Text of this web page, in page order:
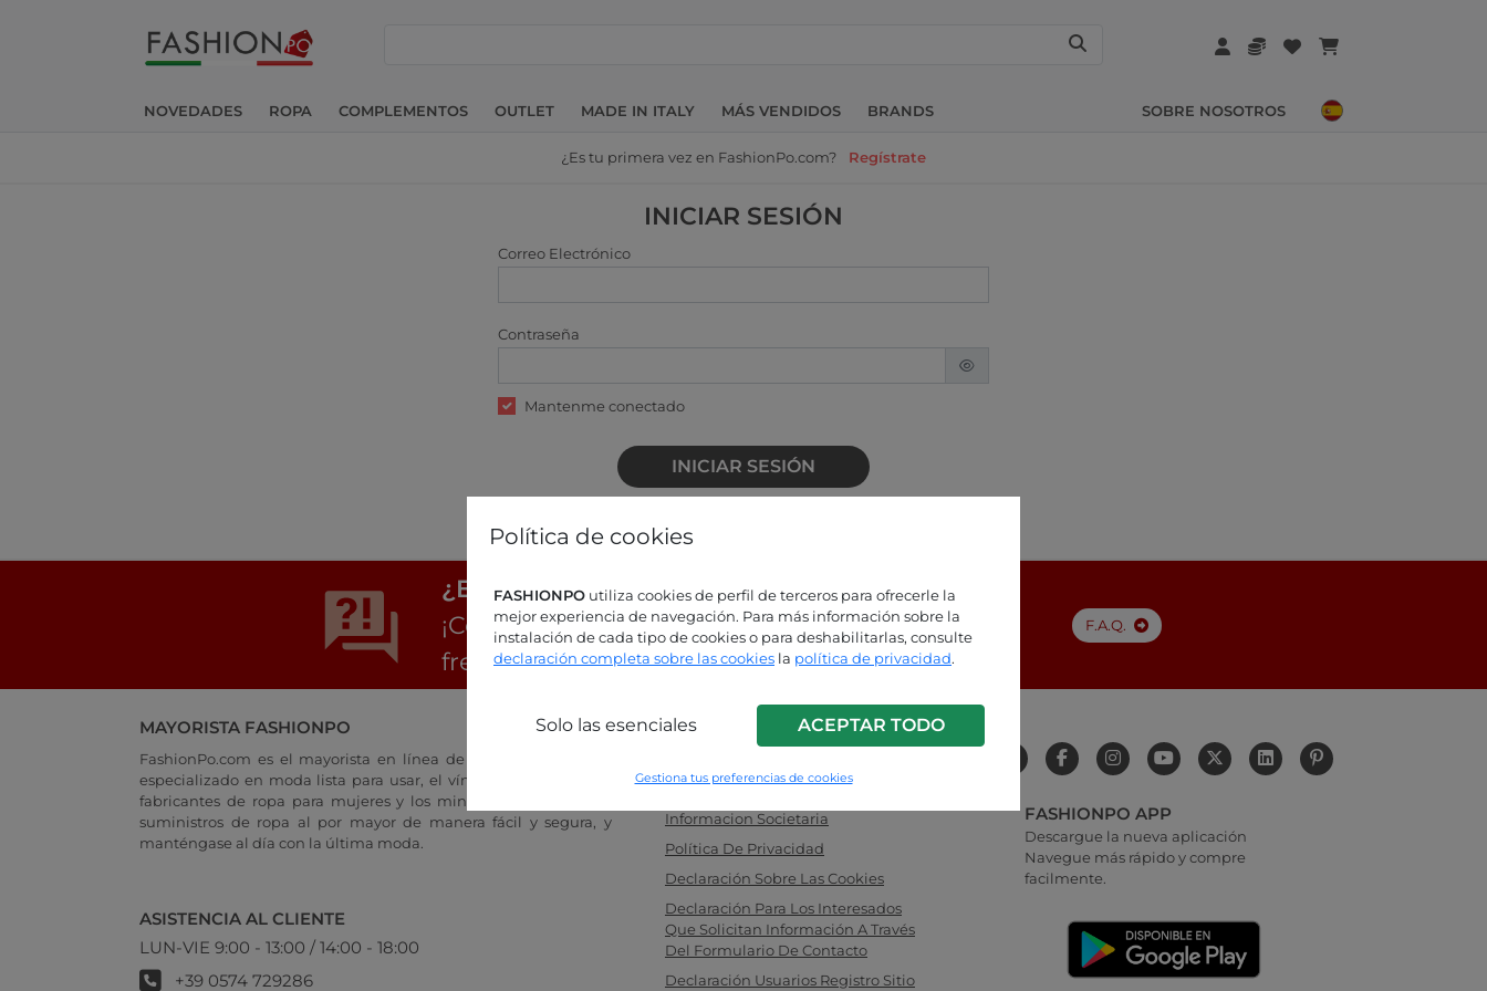
Política de cookies
FASHIONPO utiliza cookies de perfil de terceros para ofrecerle la
mejor experiencia de navegación. Para más información sobre la
instalación de cada tipo de cookies o para deshabilitarlas, consulte
declaración completa sobre las cookies la política de privacidad.
Solo las esenciales ACEPTAR TODO
Gestiona tus preferencias de cookies
NOVEDADES ROPA COMPLEMENTOS OUTLET MADE IN ITALY MÁS VENDIDOS BRANDS SOBRE NOSOTROS
¿Es tu primera vez en FashionPo.com? Regístrate
INICIAR SESIÓN
Correo Electrónico
Contraseña
Mantenme conectado
INICIAR SESIÓN
¿Has olvidado la contraseña?
¿Estás buscando respuestas?
¡Consulta nuestra página de preguntas
frecuentes!
F.A.Q.
MAYORISTA FASHIONPO
FashionPo.com es el mayorista en línea de ropa para mujeres,
especializado en moda lista para usar, el vínculo ideal entre los
fabricantes de ropa para mujeres y los minoristas. Compre sus
suministros de ropa al por mayor de manera fácil y segura, y
manténgase al día con la última moda.
ASISTENCIA AL CLIENTE
LUN-VIE 9:00 - 13:00 / 14:00 - 18:00
+39 0574 729286
INFO LINK
Contacte Con Nosotros
Informacion Societaria
Política De Privacidad
Declaración Sobre Las Cookies
Declaración Para Los Interesados
Que Solicitan Información A Través
Del Formulario De Contacto
Declaración Usuarios Registro Sitio
FASHIONPO APP
Descargue la nueva aplicación
Navegue más rápido y compre
facilmente.